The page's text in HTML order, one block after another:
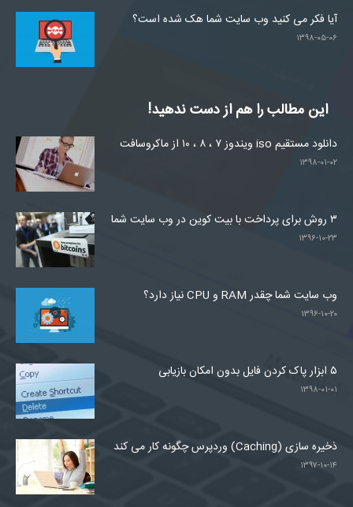
آیا فکر می کنید وب سایت شما هک شده است؟
۱۳۹۸-۰۵-۰۶
این مطالب را هم از دست ندهید!
دانلود مستقیم iso ویندوز ۷ ، ۸ ، ۱۰ از ماکروسافت
۱۳۹۸-۰۱-۰۲
۳ روش برای پرداخت با بیت کوین در وب سایت شما
۱۳۹۶-۱۰-۲۳
وب سایت شما چقدر RAM و CPU نیاز دارد؟
۱۳۹۶-۱۰-۲۰
۵ ابزار پاک کردن فایل بدون امکان بازیابی
۱۳۹۸-۰۱-۰۱
ذخیره سازی (Caching) وردپرس چگونه کار می کند
۱۳۹۷-۱۰-۱۴